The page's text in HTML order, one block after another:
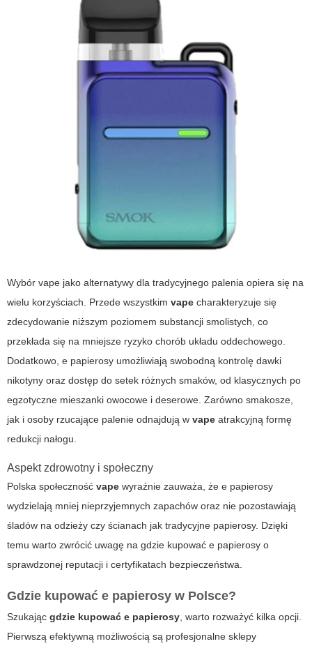
Wybór vape jako alternatywy dla tradycyjnego palenia opiera się na
wielu korzyściach. Przede wszystkim vape charakteryzuje się
zdecydowanie niższym poziomem substancji smolistych, co
przekłada się na mniejsze ryzyko chorób układu oddechowego.
Dodatkowo, e papierosy umożliwiają swobodną kontrolę dawki
nikotyny oraz dostęp do setek różnych smaków, od klasycznych po
egzotyczne mieszanki owocowe i deserowe. Zarówno smakosze,
jak i osoby rzucające palenie odnajdują w vape atrakcyjną formę
redukcji nałogu.
Aspekt zdrowotny i społeczny
Polska społeczność vape wyraźnie zauważa, że e papierosy
wydzielają mniej nieprzyjemnych zapachów oraz nie pozostawiają
śladów na odzieży czy ścianach jak tradycyjne papierosy. Dzięki
temu warto zwrócić uwagę na gdzie kupować e papierosy o
sprawdzonej reputacji i certyfikatach bezpieczeństwa.
Gdzie kupować e papierosy w Polsce?
Szukając gdzie kupować e papierosy, warto rozważyć kilka opcji.
Pierwszą efektywną możliwością są profesjonalne sklepy